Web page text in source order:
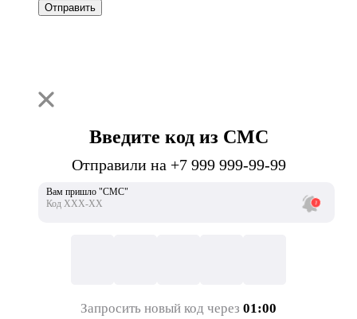
Отправить
Введите код из СМС
Отправили на +7 999 999-99-99
Вам пришло "СМС"
Код ХХХ-ХХ
Запросить новый код через 01:00